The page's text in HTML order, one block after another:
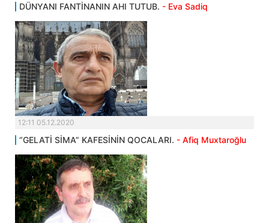
DÜNYANI FANTİNANIN AHI TUTUB. - Eva Sadiq
12:11 05.12.2020
“GELATİ SİMA” KAFESİNİN QOCALARI. - Afiq Muxtaroğlu